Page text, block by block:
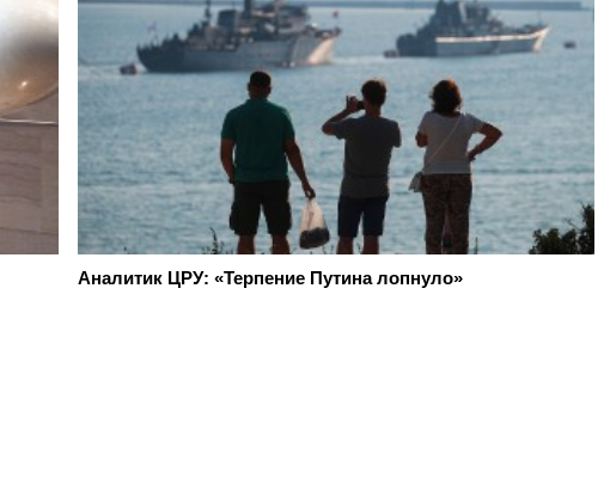
Аналитик ЦРУ: «Терпение Путина лопнуло»